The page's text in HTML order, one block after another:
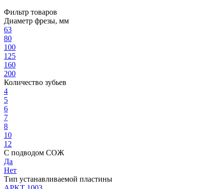
Фильтр товаров
Диаметр фрезы, мм
63
80
100
125
160
200
Количество зубьев
4
5
6
7
8
10
12
С подводом СОЖ
Да
Нет
Тип устанавливаемой пластины